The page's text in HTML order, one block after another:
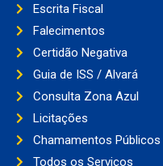
Escrita Fiscal
Falecimentos
Certidão Negativa
Guia de ISS / Alvará
Consulta Zona Azul
Licitações
Chamamentos Públicos
Todos os Serviços